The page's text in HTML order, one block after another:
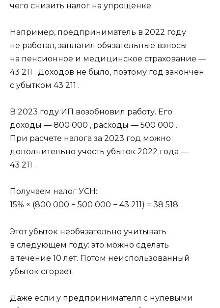
чего снизить налог на упрощенке.
Например, предприниматель в 2022 году
не работал, заплатил обязательные взносы
на пенсионное и медицинское страхование —
43 211 . Доходов не было, поэтому год закончен
с убытком 43 211 .
В 2023 году ИП возобновил работу. Его
доходы — 800 000 , расходы — 500 000 .
При расчете налога за 2023 год можно
дополнительно учесть убыток 2022 года —
43 211 .
Получаем налог УСН:
15% × (800 000 − 500 000 − 43 211) = 38 518 .
Этот убыток необязательно учитывать
в следующем году: это можно сделать
в течение 10 лет. Потом неиспользованный
убыток сгорает.
Даже если у предпринимателя с нулевыми